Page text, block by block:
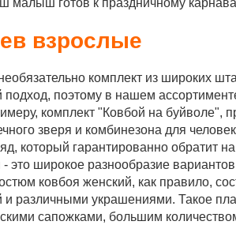
малыш готов к праздничному
взрослые
комплект из широких
подход, поэтому в нашем
комплект "Ковбой на буйволе",
зверя и комбинезона для
который гарантированно обратит
это широкое разнообразие
ковбоя женский, как правило,
и различными украшениями. Такое
сапожками, большим